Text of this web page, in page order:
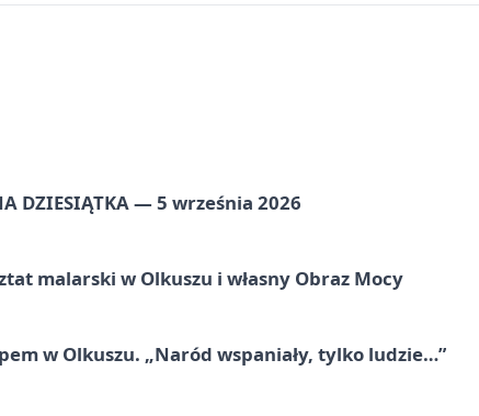
DZIESIĄTKA — 5 września 2026
malarski w Olkuszu i własny Obraz Mocy
w Olkuszu. „Naród wspaniały, tylko ludzie…”